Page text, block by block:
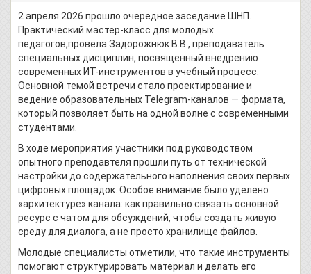
2 апреля 2026 прошло очередное заседание ШНП.
Практический мастер-класс для молодых
педагогов,провела Задорожнюк В.В., преподаватель
специальных дисциплин, посвященный внедрению
современных ИТ-инструментов в учебный процесс.
Основной темой встречи стало проектирование и
ведение образовательных Telegram-каналов — формата,
который позволяет быть на одной волне с современными
студентами.
В ходе мероприятия участники под руководством
опытного преподавтеля прошли путь от технической
настройки до содержательного наполнения своих первых
цифровых площадок. Особое внимание было уделено
«архитектуре» канала: как правильно связать основной
ресурс с чатом для обсуждений, чтобы создать живую
среду для диалога, а не просто хранилище файлов.
Молодые специалисты отметили, что такие инструменты
помогают структурировать материал и делать его